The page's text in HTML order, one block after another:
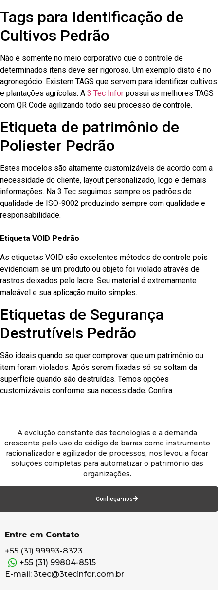
Tags para Identificação de
Cultivos Pedrão
Não é somente no meio corporativo que o controle de
determinados itens deve ser rigoroso. Um exemplo disto é no
agronegócio. Existem TAGS que servem para identificar cultivos
e plantações agrícolas. A 3 Tec Infor possui as melhores TAGS
com QR Code agilizando todo seu processo de controle.
Etiqueta de patrimônio de
Poliester Pedrão
Estes modelos são altamente customizáveis de acordo com a
necessidade do cliente, layout personalizado, logo e demais
informações. Na 3 Tec seguimos sempre os padrões de
qualidade de ISO-9002 produzindo sempre com qualidade e
responsabilidade.
Etiqueta VOID Pedrão
As etiquetas VOID são excelentes métodos de controle pois
evidenciam se um produto ou objeto foi violado através de
rastros deixados pelo lacre. Seu material é extremamente
maleável e sua aplicação muito simples.
Etiquetas de Segurança
Destrutíveis Pedrão
São ideais quando se quer comprovar que um patrimônio ou
item foram violados. Após serem fixadas só se soltam da
superfície quando são destruídas. Temos opções
customizáveis conforme sua necessidade. Confira.
A evolução constante das tecnologias e a demanda
crescente pelo uso do código de barras como instrumento
racionalizador e agilizador de processos, nos levou a focar
soluções completas para automatizar o patrimônio das
organizações.
Conheça-nos
Entre em Contato
+55 (31) 99993-8323
+55 (31) 99804-8515
E-mail: 3tec@3tecinfor.com.br